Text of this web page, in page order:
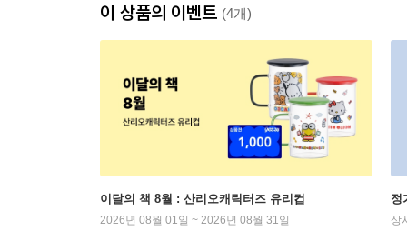
이 상품의 이벤트 (4개)
이달의 책 8월 : 산리오캐릭터즈 유리컵
2026년 08월 01일 ~ 2026년 08월 31일
정
상